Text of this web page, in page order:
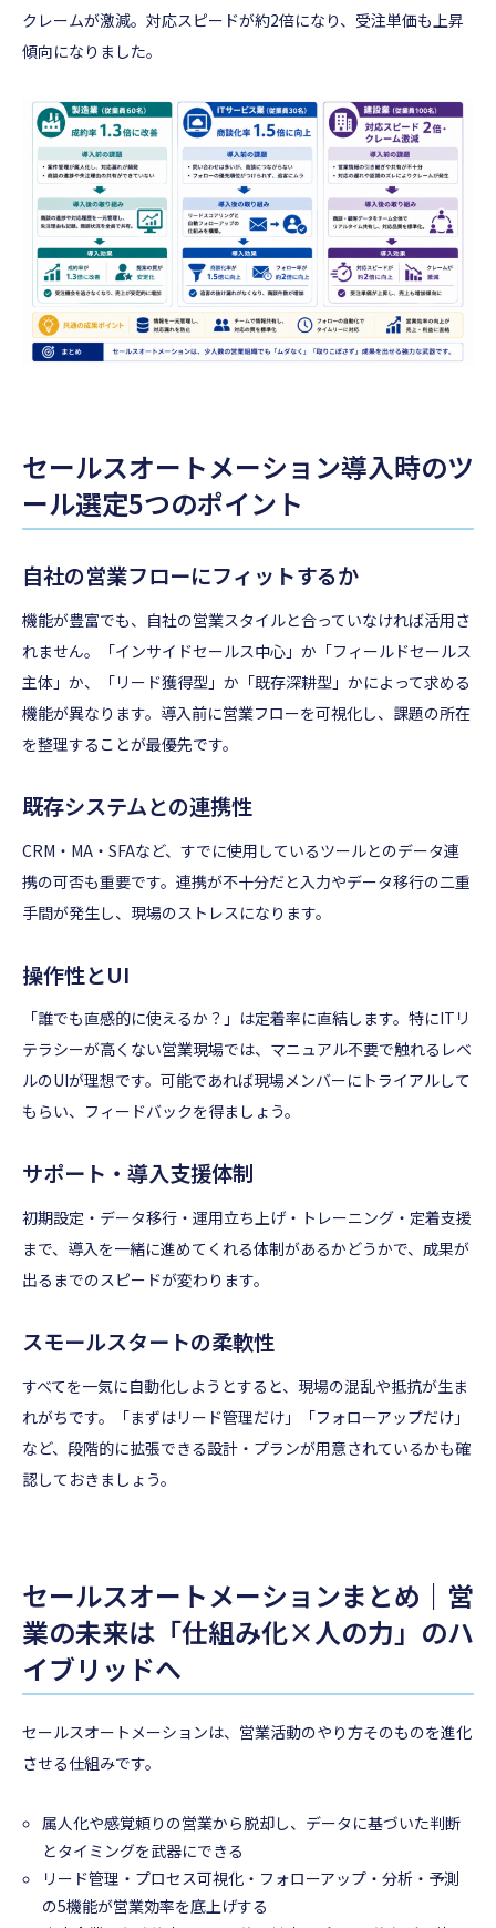
クレームが激減。対応スピードが約2倍になり、受注単価も上昇
傾向になりました。
セールスオートメーション導入時のツ
ール選定5つのポイント
自社の営業フローにフィットするか
機能が豊富でも、自社の営業スタイルと合っていなければ活用さ
れません。「インサイドセールス中心」か「フィールドセールス
主体」か、「リード獲得型」か「既存深耕型」かによって求める
機能が異なります。導入前に営業フローを可視化し、課題の所在
を整理することが最優先です。
既存システムとの連携性
CRM・MA・SFAなど、すでに使用しているツールとのデータ連
携の可否も重要です。連携が不十分だと入力やデータ移行の二重
手間が発生し、現場のストレスになります。
操作性とUI
「誰でも直感的に使えるか？」は定着率に直結します。特にITリ
テラシーが高くない営業現場では、マニュアル不要で触れるレベ
ルのUIが理想です。可能であれば現場メンバーにトライアルして
もらい、フィードバックを得ましょう。
サポート・導入支援体制
初期設定・データ移行・運用立ち上げ・トレーニング・定着支援
まで、導入を一緒に進めてくれる体制があるかどうかで、成果が
出るまでのスピードが変わります。
スモールスタートの柔軟性
すべてを一気に自動化しようとすると、現場の混乱や抵抗が生ま
れがちです。「まずはリード管理だけ」「フォローアップだけ」
など、段階的に拡張できる設計・プランが用意されているかも確
認しておきましょう。
セールスオートメーションまとめ｜営
業の未来は「仕組み化×人の力」のハ
イブリッドへ
セールスオートメーションは、営業活動のやり方そのものを進化
させる仕組みです。
属人化や感覚頼りの営業から脱却し、データに基づいた判断
とタイミングを武器にできる
リード管理・プロセス可視化・フォローアップ・分析・予測
の5機能が営業効率を底上げする